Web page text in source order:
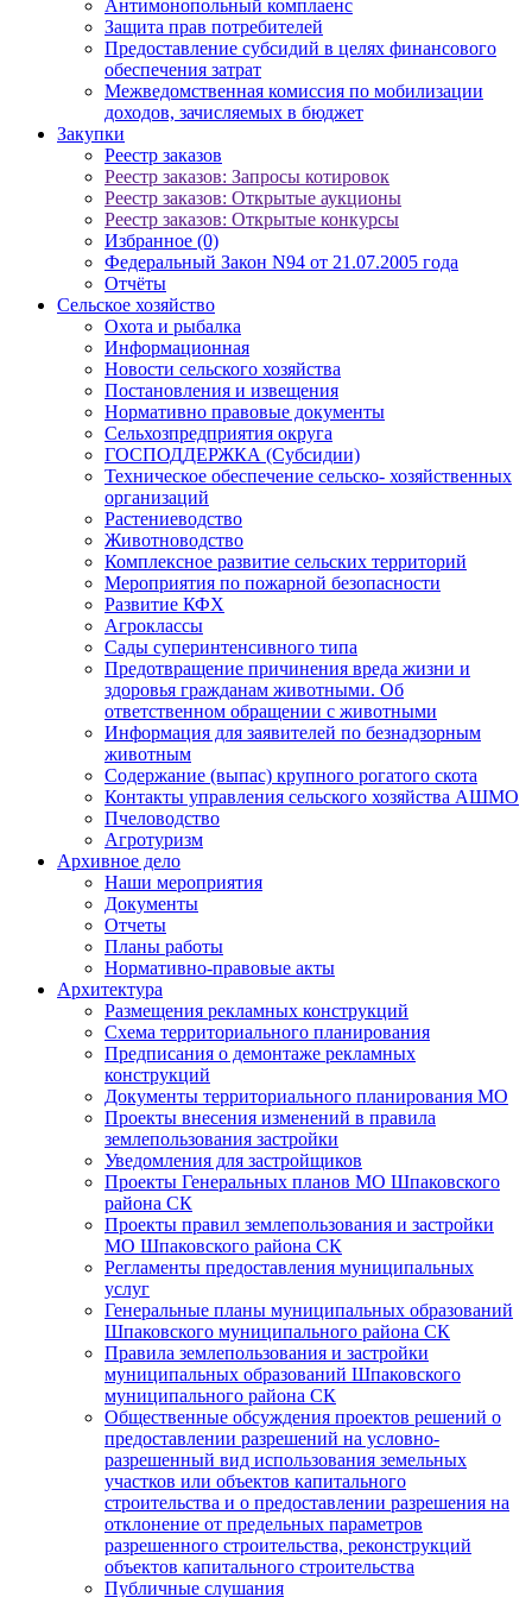
Антимонопольный комплаенс
Защита прав потребителей
Предоставление субсидий в целях финансового
обеспечения затрат
Межведомственная комиссия по мобилизации
доходов, зачисляемых в бюджет
Закупки
Реестр заказов
Реестр заказов: Запросы котировок
Реестр заказов: Открытые аукционы
Реестр заказов: Открытые конкурсы
Избранное (0)
Федеральный Закон N94 от 21.07.2005 года
Отчёты
Сельское хозяйство
Охота и рыбалка
Информационная
Новости сельского хозяйства
Постановления и извещения
Нормативно правовые документы
Сельхозпредприятия округа
ГОСПОДДЕРЖКА (Субсидии)
Техническое обеспечение сельско- хозяйственных
организаций
Растениеводство
Животноводство
Комплексное развитие сельских территорий
Мероприятия по пожарной безопасности
Развитие КФХ
Агроклассы
Сады суперинтенсивного типа
Предотвращение причинения вреда жизни и
здоровья гражданам животными. Об
ответственном обращении с животными
Информация для заявителей по безнадзорным
животным
Содержание (выпас) крупного рогатого скота
Контакты управления сельского хозяйства АШМО
Пчеловодство
Агротуризм
Архивное дело
Наши мероприятия
Документы
Отчеты
Планы работы
Нормативно-правовые акты
Архитектура
Размещения рекламных конструкций
Схема территориального планирования
Предписания о демонтаже рекламных
конструкций
Документы территориального планирования МО
Проекты внесения изменений в правила
землепользования застройки
Уведомления для застройщиков
Проекты Генеральных планов МО Шпаковского
района СК
Проекты правил землепользования и застройки
МО Шпаковского района СК
Регламенты предоставления муниципальных
услуг
Генеральные планы муниципальных образований
Шпаковского муниципального района СК
Правила землепользования и застройки
муниципальных образований Шпаковского
муниципального района СК
Общественные обсуждения проектов решений о
предоставлении разрешений на условно-
разрешенный вид использования земельных
участков или объектов капитального
строительства и о предоставлении разрешения на
отклонение от предельных параметров
разрешенного строительства, реконструкций
объектов капитального строительства
Публичные слушания